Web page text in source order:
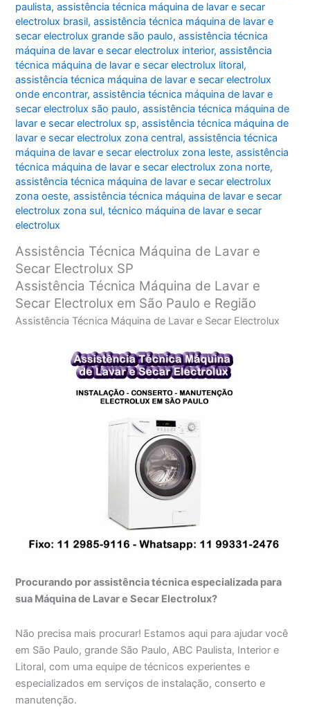
paulista,assistência técnica máquina de lavar e secar
electrolux brasil,assistência técnica máquina de lavar e
secar electrolux grande são paulo,assistência técnica
máquina de lavar e secar electrolux interior,assistência
técnica máquina de lavar e secar electrolux litoral,
assistência técnica máquina de lavar e secar electrolux
onde encontrar,assistência técnica máquina de lavar e
secar electrolux são paulo,assistência técnica máquina de
lavar e secar electrolux sp,assistência técnica máquina de
lavar e secar electrolux zona central,assistência técnica
máquina de lavar e secar electrolux zona leste,assistência
técnica máquina de lavar e secar electrolux zona norte,
assistência técnica máquina de lavar e secar electrolux
zona oeste,assistência técnica máquina de lavar e secar
electrolux zona sul,técnico máquina de lavar e secar
electrolux
Assistência Técnica Máquina de Lavar e
Secar Electrolux SP
Assistência Técnica Máquina de Lavar e
Secar Electrolux em São Paulo e Região
Assistência Técnica Máquina de Lavar e Secar Electrolux
Procurando por assistência técnica especializada para
sua Máquina de Lavar e Secar Electrolux?
Não precisa mais procurar! Estamos aqui para ajudar você
em São Paulo, grande São Paulo, ABC Paulista, Interior e
Litoral, com uma equipe de técnicos experientes e
especializados em serviços de instalação, conserto e
manutenção.